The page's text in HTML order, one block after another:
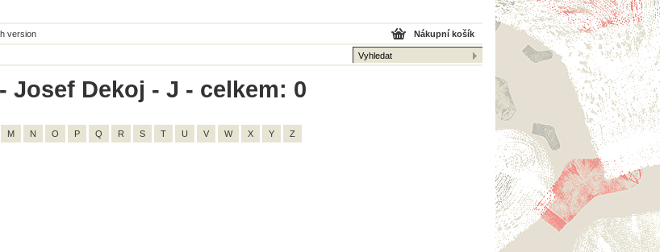
version Nákupní košík
Josef Dekoj - J - celkem: 0
M N O P Q R S T U V W X Y Z